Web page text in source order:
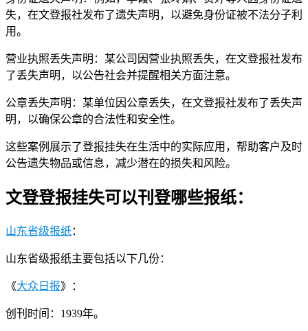
失，在文登报社发布了遗失声明，以避免身份证被不法分子利
用。
营业执照丢失声明：某公司因营业执照丢失，在文登报社发布
了丢失声明，以公告社会并提醒相关方面注意。
公章丢失声明：某单位因公章丢失，在文登报社发布了丢失声
明，以确保公章的合法性和安全性。
这些案例展示了登报挂失在生活中的实际应用，帮助客户及时
公告遗失物品或信息，减少潜在的损失和风险。
文登登报挂失可以刊登哪些报纸：
山东省级报纸：
山东省级报纸主要包括以下几份：
《大众日报》：
创刊时间：1939年。